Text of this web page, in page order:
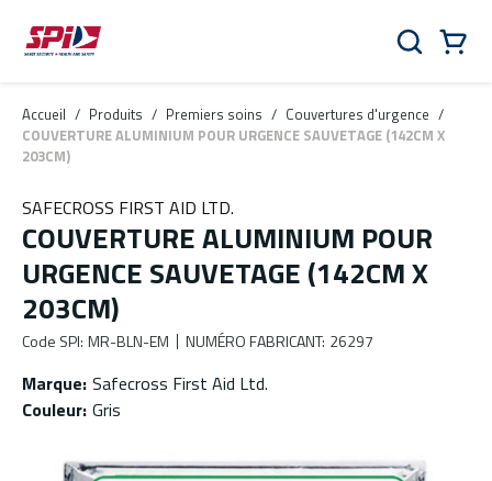
Aller au contenu principal
Skip to menu
Skip to footer
Rechercher
Accueil / Produits / Premiers soins / Couvertures d'urgence /
COUVERTURE ALUMINIUM POUR URGENCE SAUVETAGE (142CM X
203CM)
SAFECROSS FIRST AID LTD.
COUVERTURE ALUMINIUM POUR
URGENCE SAUVETAGE (142CM X
203CM)
Code SPI: MR-BLN-EM NUMÉRO FABRICANT: 26297
Marque: Safecross First Aid Ltd.
Couleur: Gris